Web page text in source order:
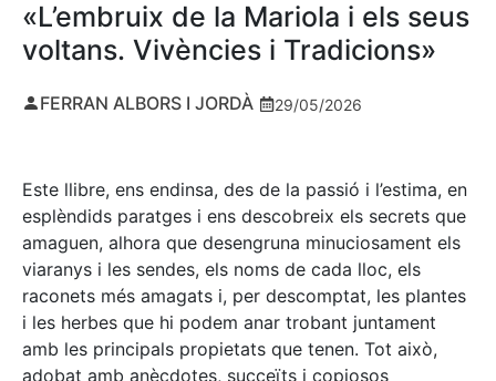
«L’embruix de la Mariola i els seus
voltans. Vivències i Tradicions»
FERRAN ALBORS I JORDÀ 29/05/2026
Este llibre, ens endinsa, des de la passió i l’estima, en
esplèndids paratges i ens descobreix els secrets que
amaguen, alhora que desengruna minuciosament els
viaranys i les sendes, els noms de cada lloc, els
raconets més amagats i, per descomptat, les plantes
i les herbes que hi podem anar trobant juntament
amb les principals propietats que tenen. Tot això,
adobat amb anècdotes, succeïts i copiosos